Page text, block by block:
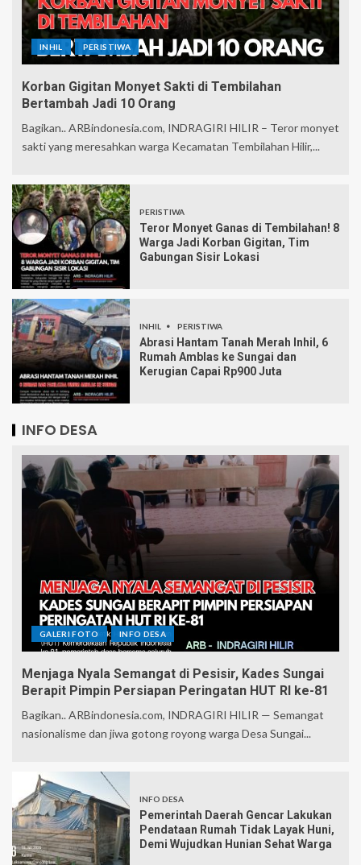
INHIL PERISTIWA
Korban Gigitan Monyet Sakti di Tembilahan
Bertambah Jadi 10 Orang
Bagikan.. ARBindonesia.com, INDRAGIRI HILIR – Teror monyet
sakti yang meresahkan warga Kecamatan Tembilahan Hilir,...
PERISTIWA
Teror Monyet Ganas di Tembilahan! 8
Warga Jadi Korban Gigitan, Tim
Gabungan Sisir Lokasi
INHIL PERISTIWA
Abrasi Hantam Tanah Merah Inhil, 6
Rumah Amblas ke Sungai dan
Kerugian Capai Rp900 Juta
INFO DESA
GALERI FOTO INFO DESA
Menjaga Nyala Semangat di Pesisir, Kades Sungai
Berapit Pimpin Persiapan Peringatan HUT RI ke-81
Bagikan.. ARBindonesia.com, INDRAGIRI HILIR — Semangat
nasionalisme dan jiwa gotong royong warga Desa Sungai...
INFO DESA
Pemerintah Daerah Gencar Lakukan
Pendataan Rumah Tidak Layak Huni,
Demi Wujudkan Hunian Sehat Warga